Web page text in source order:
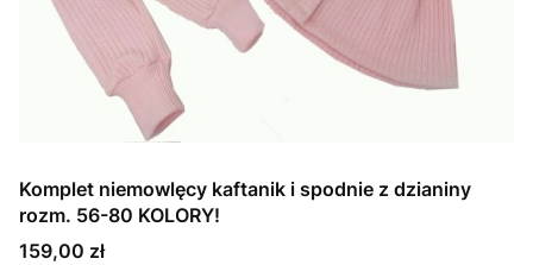
Komplet niemowlęcy kaftanik i spodnie z dzianiny
rozm. 56-80 KOLORY!
Cena
159,00 zł